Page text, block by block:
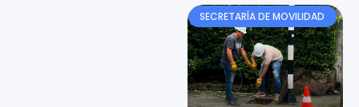
SECRETARÍA DE MOVILIDAD